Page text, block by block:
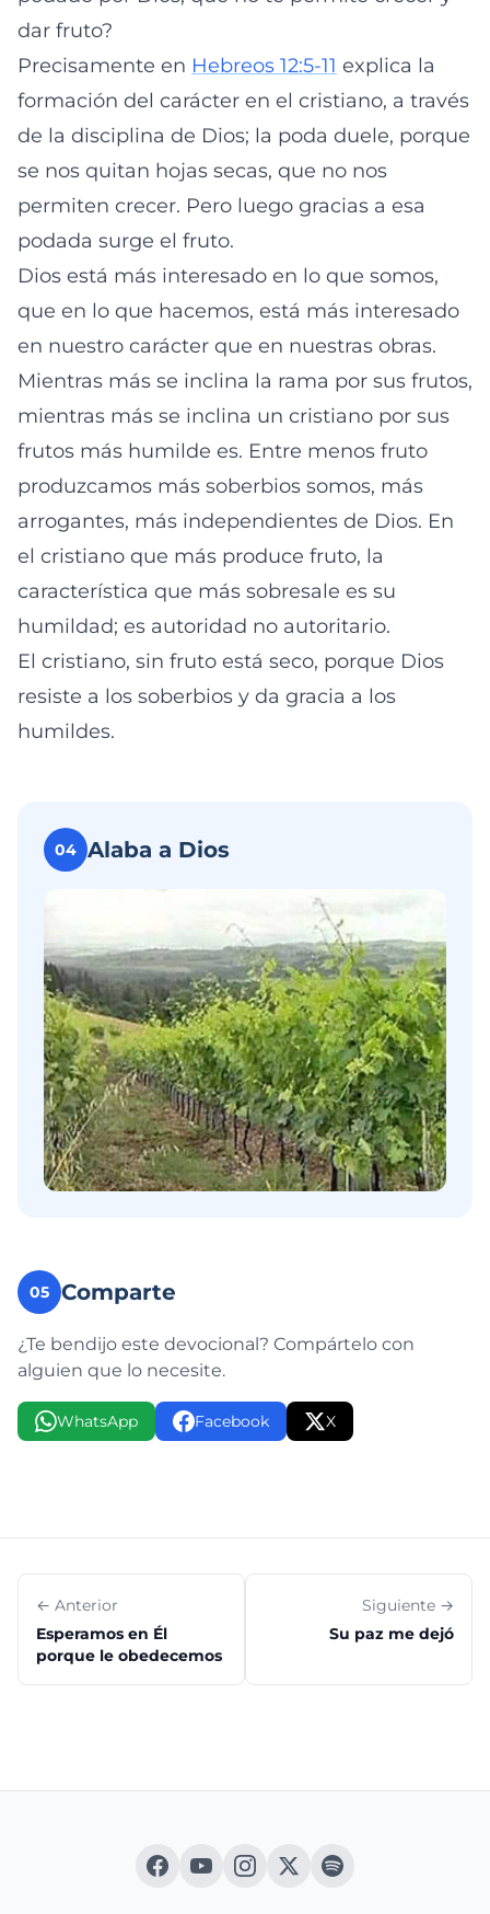
dar fruto?
Precisamente en Hebreos 12:5-11 explica la
formación del carácter en el cristiano, a través
de la disciplina de Dios; la poda duele, porque
se nos quitan hojas secas, que no nos
permiten crecer. Pero luego gracias a esa
podada surge el fruto.
Dios está más interesado en lo que somos,
que en lo que hacemos, está más interesado
en nuestro carácter que en nuestras obras.
Mientras más se inclina la rama por sus frutos,
mientras más se inclina un cristiano por sus
frutos más humilde es. Entre menos fruto
produzcamos más soberbios somos, más
arrogantes, más independientes de Dios. En
el cristiano que más produce fruto, la
característica que más sobresale es su
humildad; es autoridad no autoritario.
El cristiano, sin fruto está seco, porque Dios
resiste a los soberbios y da gracia a los
humildes.
04 Alaba a Dios
05 Comparte
¿Te bendijo este devocional? Compártelo con
alguien que lo necesite.
WhatsApp Facebook X
← Anterior
Esperamos en Él
porque le obedecemos
Siguiente →
Su paz me dejó